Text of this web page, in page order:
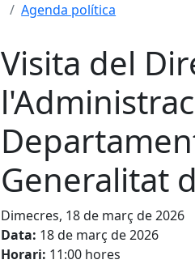
Agenda política
Visita del
Generalitat
Dimecres, 18 de març de 2026
Data: 18 de març de 2026
Horari: 11:00 hores